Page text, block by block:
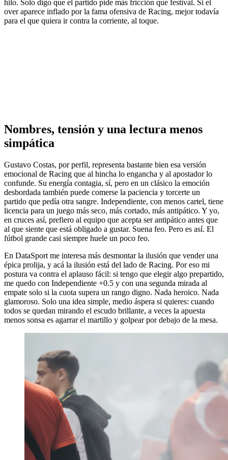
hilo. Solo digo que el partido pide más fricción que festival. Si el
over aparece inflado por la fama ofensiva de Racing, mejor todavía
para el que quiera ir contra la corriente, al toque.
Nombres, tensión y una lectura menos
simpática
Gustavo Costas, por perfil, representa bastante bien esa versión
emocional de Racing que al hincha lo engancha y al apostador lo
confunde. Su energía contagia, sí, pero en un clásico la emoción
desbordada también puede comerse la paciencia y torcerte un
partido que pedía otra sangre. Independiente, con menos cartel, tiene
licencia para un juego más seco, más cortado, más antipático. Y yo,
en cruces así, prefiero al equipo que acepta ser antipático antes que
al que siente que está obligado a gustar. Suena feo. Pero es así. El
fútbol grande casi siempre huele un poco feo.
En DataSport me interesa más desmontar la ilusión que vender una
épica prolija, y acá la ilusión está del lado de Racing. Por eso mi
postura va contra el aplauso fácil: si tengo que elegir algo prepartido,
me quedo con Independiente +0.5 y con una segunda mirada al
empate solo si la cuota supera un rango digno. Nada heroico. Nada
glamoroso. Solo una idea simple, medio áspera si quieres: cuando
todos se quedan mirando el escudo brillante, a veces la apuesta
menos sonsa es agarrar el martillo y golpear por debajo de la mesa.